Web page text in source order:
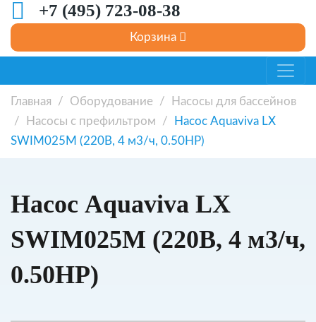
+7 (495) 723-08-38
Главная / Оборудование /
Насосы для бассейнов
/
Насосы с префильтром /
Насос Aquaviva LX
SWIM025M (220В, 4 м3/ч, 0.50HP)
Насос Aquaviva LX
SWIM025M (220В, 4 м3/ч,
0.50HP)